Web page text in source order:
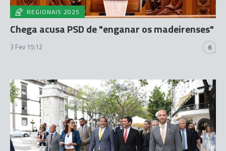
REGIONAIS 2025
Chega acusa PSD de "enganar os madeirenses"
3 Fev 15:12 6